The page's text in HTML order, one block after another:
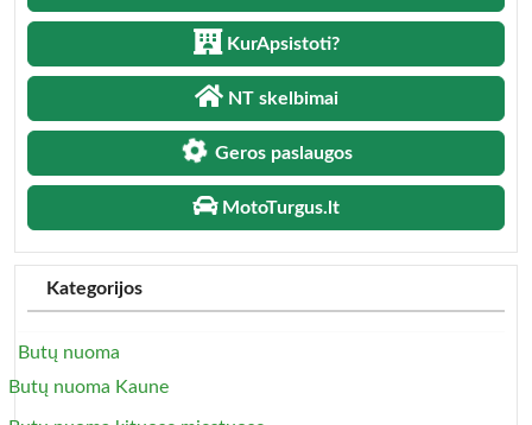
KurApsistoti?
NT skelbimai
Geros paslaugos
MotoTurgus.lt
Kategorijos
Butų nuoma
Butų nuoma Kaune